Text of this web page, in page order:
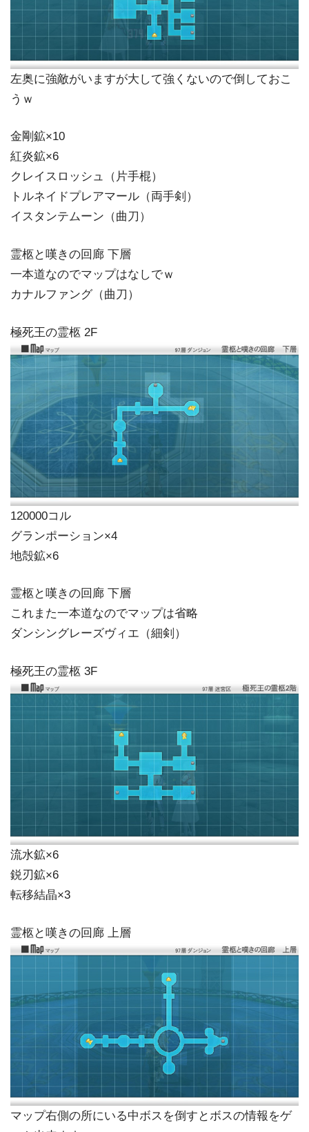
左奥に強敵がいますが大して強くないので倒しておこ
うｗ
金剛鉱×10
紅炎鉱×6
クレイスロッシュ（片手棍）
トルネイドプレアマール（両手剣）
イスタンテムーン（曲刀）
霊柩と嘆きの回廊 下層
一本道なのでマップはなしでｗ
カナルファング（曲刀）
極死王の霊柩 2F
120000コル
グランポーション×4
地殻鉱×6
霊柩と嘆きの回廊 下層
これまた一本道なのでマップは省略
ダンシングレーズヴィエ（細剣）
極死王の霊柩 3F
流水鉱×6
鋭刃鉱×6
転移結晶×3
霊柩と嘆きの回廊 上層
マップ右側の所にいる中ボスを倒すとボスの情報をゲ